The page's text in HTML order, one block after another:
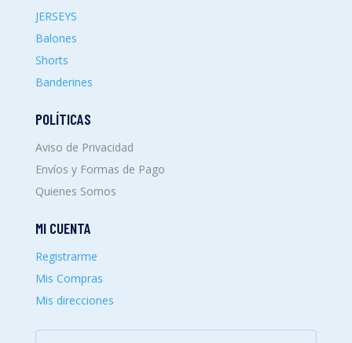
JERSEYS
Balones
Shorts
Banderines
POLÍTICAS
Aviso de Privacidad
Envíos y Formas de Pago
Quienes Somos
MI CUENTA
Registrarme
Mis Compras
Mis direcciones